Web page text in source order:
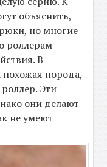
объяснить,
но многие
роллерам
В
порода,
Эти
они делают
не умеют